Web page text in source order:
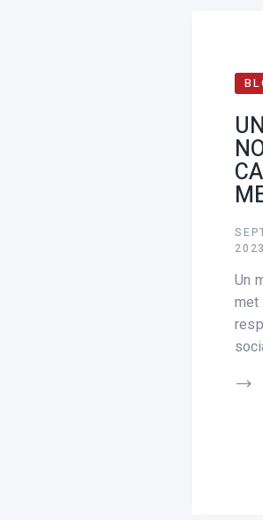
UN
2023
Un
met